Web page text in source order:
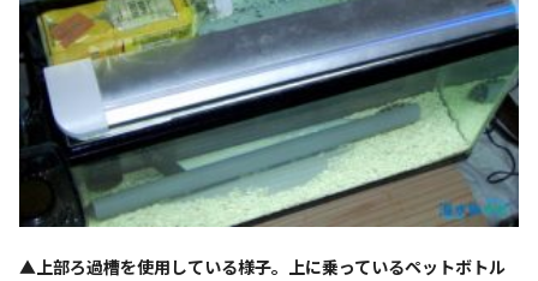
▲上部ろ過槽を使用している様子。上に乗っているペットボトル